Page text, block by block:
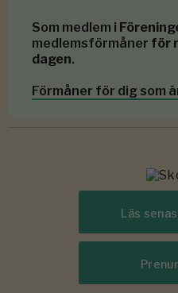
Som medlem i
medlemsförmåner för
dagen.
Förmåner för dig som
Läs